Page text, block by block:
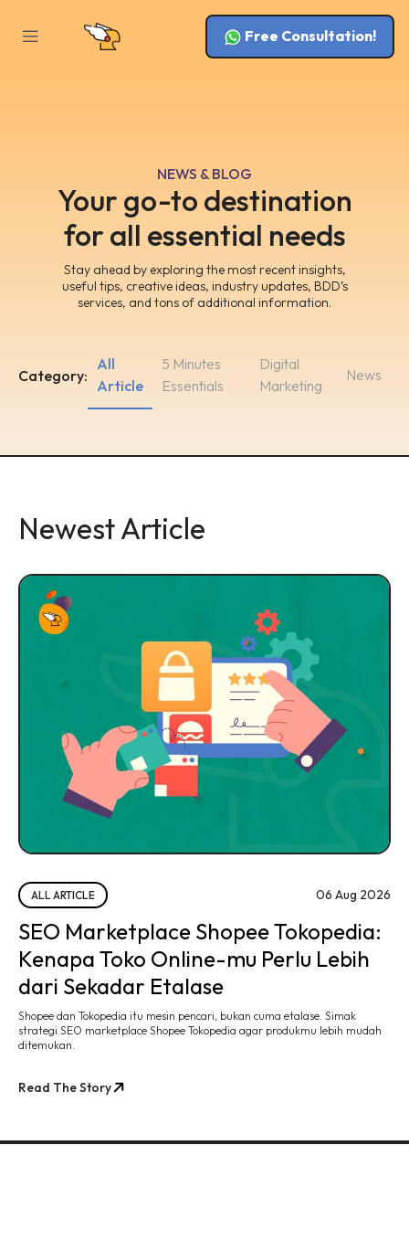
Free Consultation!
NEWS & BLOG
Your go-to destination
for all essential needs
Stay ahead by exploring the most recent insights,
useful tips, creative ideas, industry updates, BDD’s
services, and tons of additional information.
Category:
5 Minutes
Essentials
Digital
Marketing
All
Article
News
Newest Article
ALL ARTICLE 06 Aug 2026
SEO Marketplace Shopee Tokopedia:
Kenapa Toko Online-mu Perlu Lebih
dari Sekadar Etalase
Shopee dan Tokopedia itu mesin pencari, bukan cuma etalase. Simak
strategi SEO marketplace Shopee Tokopedia agar produkmu lebih mudah
ditemukan.
Read The Story